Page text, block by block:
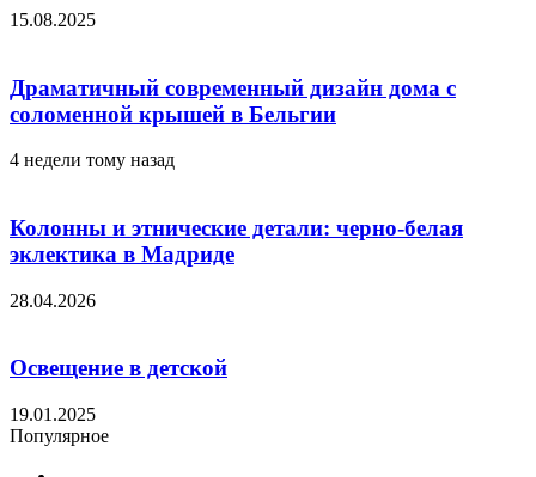
15.08.2025
Драматичный современный дизайн дома с
соломенной крышей в Бельгии
4 недели тому назад
Колонны и этнические детали: черно-белая
эклектика в Мадриде
28.04.2026
Освещение в детской
19.01.2025
Популярное